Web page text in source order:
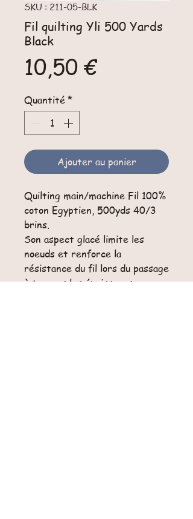
SKU : 211-05-BLK
Fil quilting Yli 500 Yards
Black
10,50 €Prix
Quantité*
Ajouter au panier
Quilting main/machine Fil 100%
coton Egyptien, 500yds 40/3
brins.
Son aspect glacé limite les
noeuds et renforce la
résistance du fil lors du passage
à travers les épaisseurs.